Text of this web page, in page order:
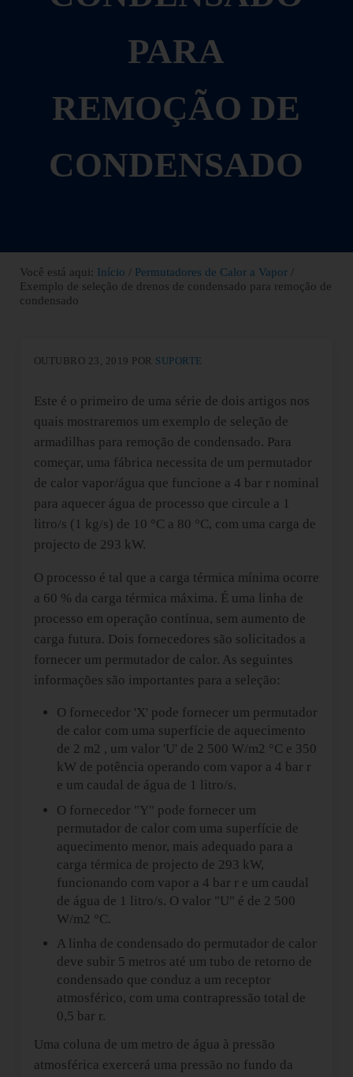
PARA
REMOÇÃO DE
CONDENSADO
Você está aqui: Início / Permutadores de Calor a Vapor /
Exemplo de seleção de drenos de condensado para remoção de
condensado
OUTUBRO 23, 2019 POR SUPORTE
Este é o primeiro de uma série de dois artigos nos
quais mostraremos um exemplo de seleção de
armadilhas para remoção de condensado. Para
começar, uma fábrica necessita de um permutador
de calor vapor/água que funcione a 4 bar r nominal
para aquecer água de processo que circule a 1
litro/s (1 kg/s) de 10 °C a 80 °C, com uma carga de
projecto de 293 kW.
O processo é tal que a carga térmica mínima ocorre
a 60 % da carga térmica máxima. É uma linha de
processo em operação contínua, sem aumento de
carga futura. Dois fornecedores são solicitados a
fornecer um permutador de calor. As seguintes
informações são importantes para a seleção:
O fornecedor 'X' pode fornecer um permutador
de calor com uma superfície de aquecimento
de 2 m2 , um valor 'U' de 2 500 W/m2 °C e 350
kW de potência operando com vapor a 4 bar r
e um caudal de água de 1 litro/s.
O fornecedor "Y" pode fornecer um
permutador de calor com uma superfície de
aquecimento menor, mais adequado para a
carga térmica de projecto de 293 kW,
funcionando com vapor a 4 bar r e um caudal
de água de 1 litro/s. O valor "U" é de 2 500
W/m2 °C.
A linha de condensado do permutador de calor
deve subir 5 metros até um tubo de retorno de
condensado que conduz a um receptor
atmosférico, com uma contrapressão total de
0,5 bar r.
Uma coluna de um metro de água à pressão
atmosférica exercerá uma pressão no fundo da